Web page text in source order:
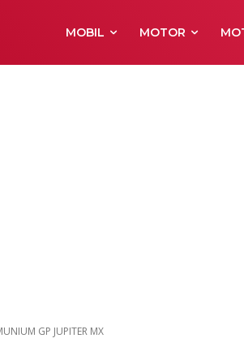
MOBIL MOTOR
GP JUPITER MX